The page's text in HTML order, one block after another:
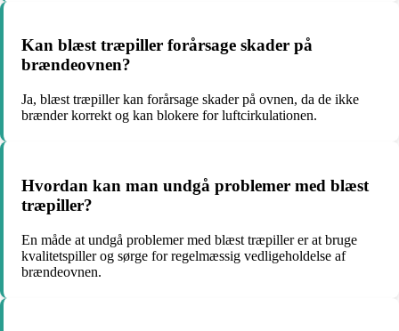
Kan blæst træpiller forårsage skader på
brændeovnen?
Ja, blæst træpiller kan forårsage skader på ovnen, da de ikke
brænder korrekt og kan blokere for luftcirkulationen.
Hvordan kan man undgå problemer med blæst
træpiller?
En måde at undgå problemer med blæst træpiller er at bruge
kvalitetspiller og sørge for regelmæssig vedligeholdelse af
brændeovnen.